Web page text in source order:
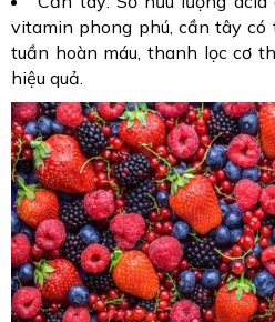
vitamin phong phú, cần tây có
tuần hoàn máu, thanh lọc cơ
hiệu quả.